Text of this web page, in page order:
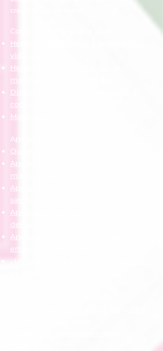
crecimiento personal.
Comprender lo que te pasa
Heridas de la infancia y apego en la
vida adulta
Herida de abandono: cómo se
manifiesta en la vida adulta
Diccionario emocional: síntomas y
conflictos emocionales
Mapa Emocional
Apego y vínculos
Qué es el Apego Evitativo
Apego ansioso: cuando amar activa
miedo y dependencia
Apego evitativo: cuando la cercanía se
siente amenazante
Apego evitativo y pareja: amar sin
desaparecer
Apego seguro: qué es, señales y cómo
empezar a construirlo
¿Un apego evitativo vuelve después